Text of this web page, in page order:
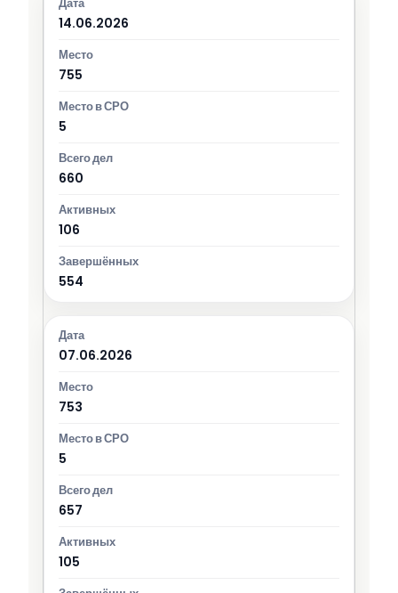
14.06.2026
755
5
660
106
554
07.06.2026
753
5
657
105